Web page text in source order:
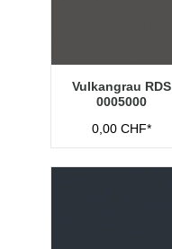
Vulkangrau RDS
0005000
0,00 CHF*